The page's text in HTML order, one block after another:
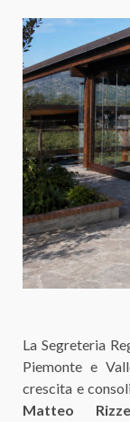
La Segreteria
Piemonte e
crescita e
Matteo